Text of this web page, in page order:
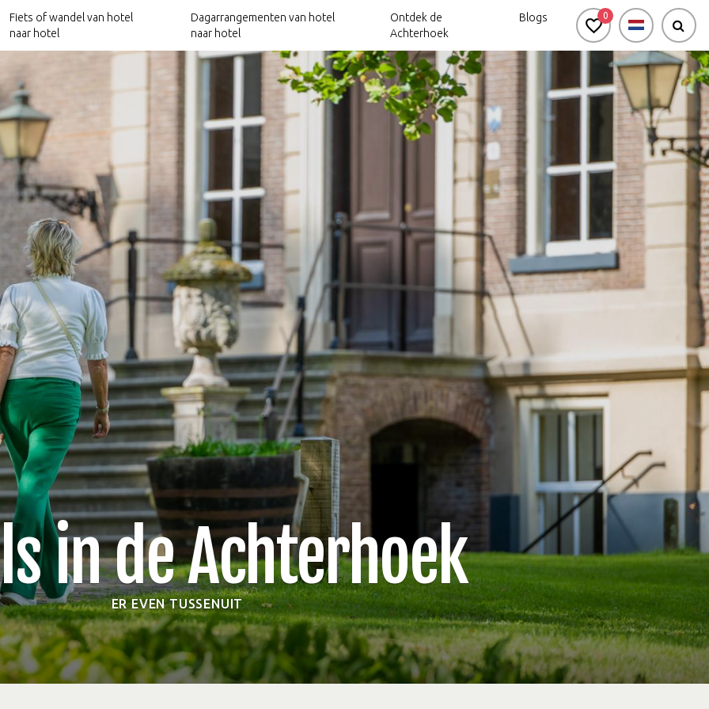
Hotels nabij het Pieterpad
Hotels nabij Ode aan het Landschap
Culinaire arrangementen
Culturele arrangementen
Fiets of wandel van hotel
naar hotel
Dagarrangementen van hotel
naar hotel
Ontdek de
Achterhoek
Blogs 0
in de Achterhoek
ER EVEN TUSSENUIT